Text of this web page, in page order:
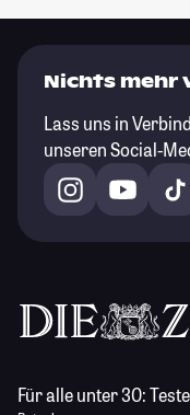
Nichts mehr
Lass uns in
unseren Social-
Für alle unter 30: